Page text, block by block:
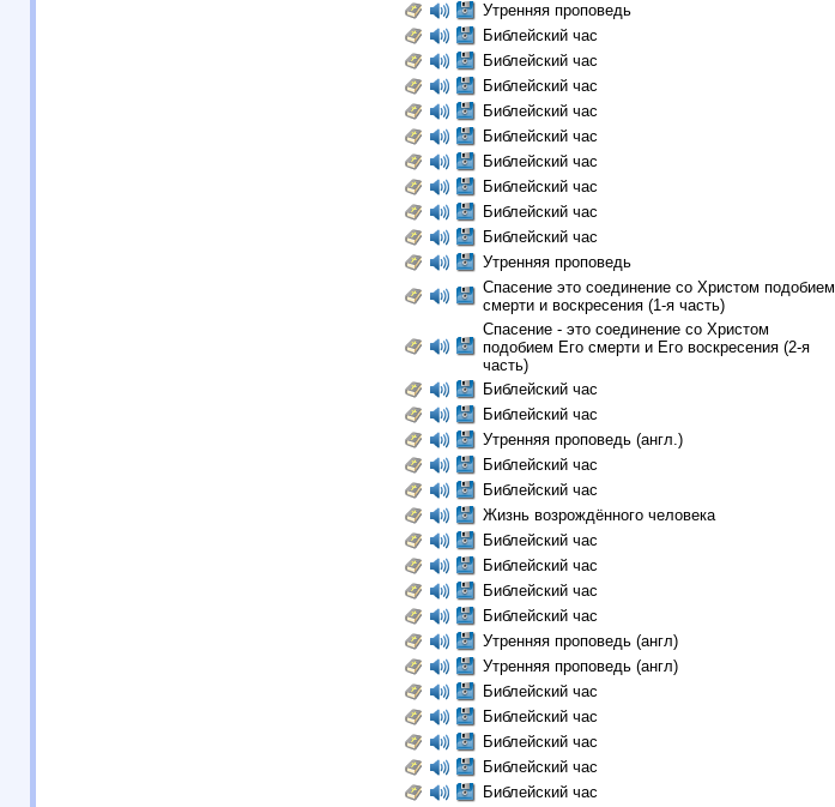
Утренняя проповедь
Библейский час
Библейский час
Библейский час
Библейский час
Библейский час
Библейский час
Библейский час
Библейский час
Библейский час
Утренняя проповедь
Спасение это соединение со Христом подобием
смерти и воскресения (1-я часть)
Спасение - это соединение со Христом
подобием Его смерти и Eго воскресения (2-я
часть)
Библейский час
Библейский час
Утренняя проповедь (англ.)
Библейский час
Библейский час
Жизнь возрождённого человека
Библейский час
Библейский час
Библейский час
Библейский час
Утренняя проповедь (англ)
Утренняя проповедь (англ)
Библейский час
Библейский час
Библейский час
Библейский час
Библейский час